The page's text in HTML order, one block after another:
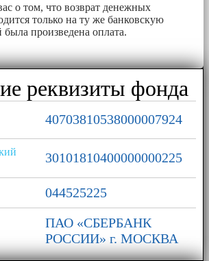
о том, что возврат денежных
только на ту же банковскую
была произведена оплата.
реквизиты фонда
40703810538000007924
30101810400000000225
044525225
ПАО «СБЕРБАНК
РОССИИ» г. МОСКВА